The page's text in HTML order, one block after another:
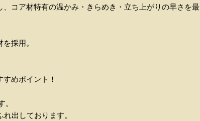
コア材特有の温かみ・きらめき・立ち上がりの早さを最
採用。
めポイント！
。
出しております。